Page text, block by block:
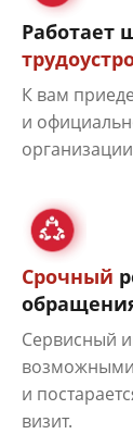
Работает
К вам
и
Срочный
Сервисный
и
визит.